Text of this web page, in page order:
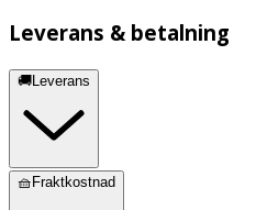
Leverans & betalning
🚚Leverans
🧺Fraktkostnad